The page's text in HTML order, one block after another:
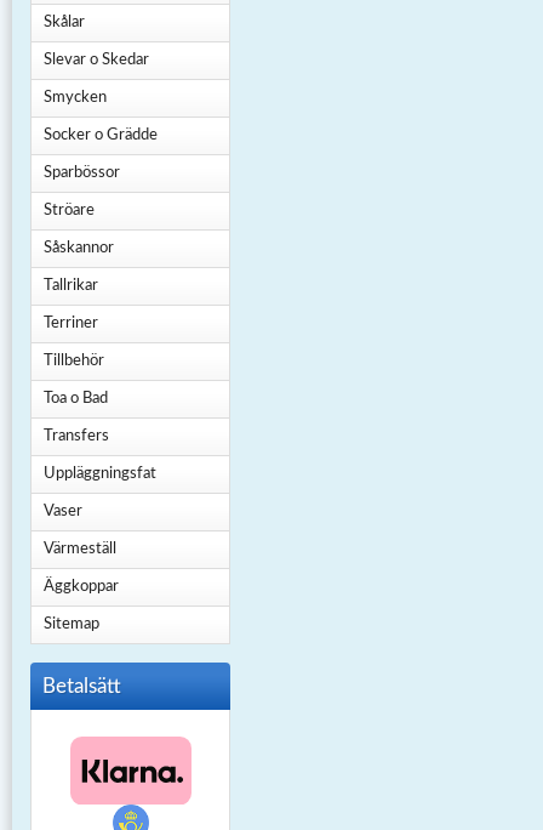
Skålar
Slevar o Skedar
Smycken
Socker o Grädde
Sparbössor
Ströare
Såskannor
Tallrikar
Terriner
Tillbehör
Toa o Bad
Transfers
Uppläggningsfat
Vaser
Värmeställ
Äggkoppar
Sitemap
Betalsätt